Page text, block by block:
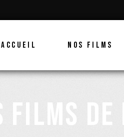
ACCUEIL NOS FILMS
FILMS DE